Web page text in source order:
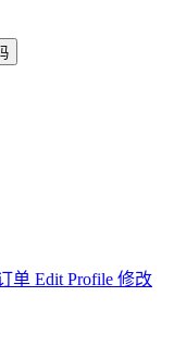
单 Edit Profile 修改